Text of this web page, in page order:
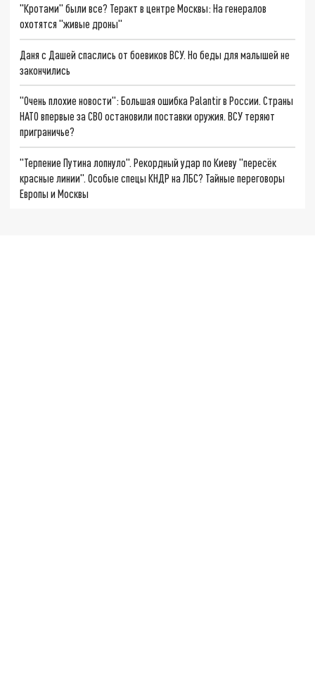
"Кротами" были все? Теракт в центре Москвы: На генералов
охотятся "живые дроны"
Даня с Дашей спаслись от боевиков ВСУ. Но беды для малышей не
закончились
"Очень плохие новости": Большая ошибка Palantir в России. Страны
НАТО впервые за СВО остановили поставки оружия. ВСУ теряют
приграничье?
"Терпение Путина лопнуло". Рекордный удар по Киеву "пересёк
красные линии". Особые спецы КНДР на ЛБС? Тайные переговоры
Европы и Москвы